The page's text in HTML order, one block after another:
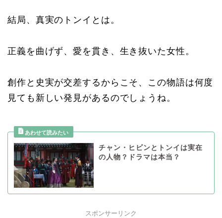
結局、真実のトンイとは。
正義を曲げず、愛を貫き、生き抜いた女性。
創作と史実が交差するからこそ、この物語は何度
見ても新しい発見があるのでしょうね。
チャン・ヒビンとトンイは実在
の人物？ドラマは本当？
スポンサーリンク